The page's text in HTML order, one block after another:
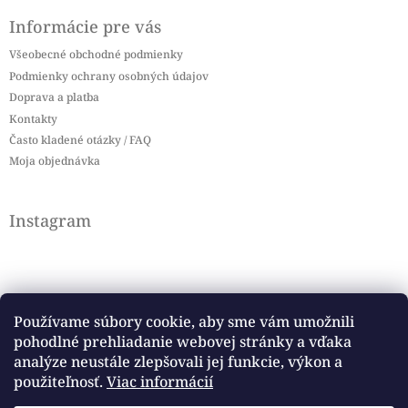
Používame súbory cookie, aby sme vám umožnili
pohodlné prehliadanie webovej stránky a vďaka
analýze neustále zlepšovali jej funkcie, výkon a
použiteľnosť. Viac informácií
Informácie pre vás
Všeobecné obchodné podmienky
Podmienky ochrany osobných údajov
Doprava a platba
Kontakty
Často kladené otázky / FAQ
Moja objednávka
Instagram
Sledovať na Instagrame